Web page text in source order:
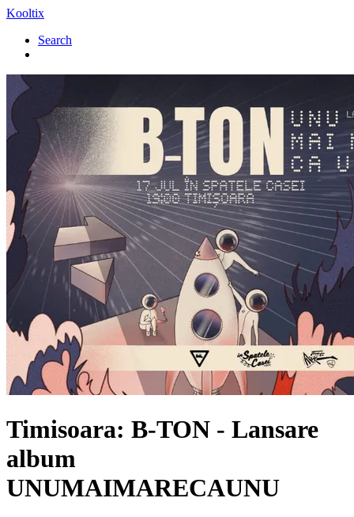
Kooltix
Search
Timisoara: B-TON - Lansare
album
UNUMAIMARECAUNU